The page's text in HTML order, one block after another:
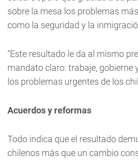
sobre la mesa los problemas
como la seguridad y la
“Este resultado le da al mismo
mandato claro: trabaje, gobierne
los problemas urgentes de los
Acuerdos y reformas
Todo indica que el resultado
chilenos más que un cambio